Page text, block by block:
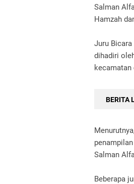
Salman
Hamzah
Juru Bicara
dihadiri
kecamatan
BERITA
Salman
Beberapa